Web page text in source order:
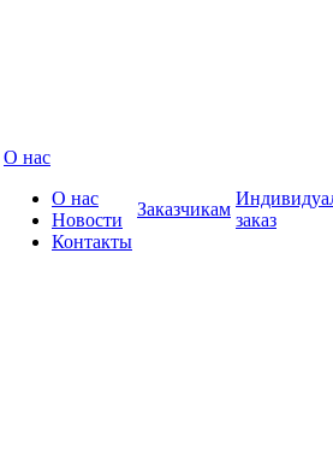
О нас
О нас
Новости
Контакты
Заказчикам
заказ